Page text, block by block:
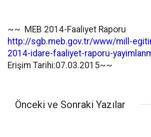
~~ MEB 2014-Faaliyet Raporu
http://sgb.meb.gov.tr/www/mill-
2014-idare-faaliyet-raporu-
Erişim Tarihi:07.03.2015~~
Önceki ve Sonraki Yazılar